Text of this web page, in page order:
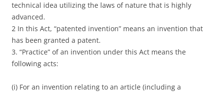
technical idea utilizing the laws of nature that is highly
advanced.
2 In this Act, “patented invention” means an invention that
has been granted a patent.
3. “Practice” of an invention under this Act means the
following acts:
(i) For an invention relating to an article (including a